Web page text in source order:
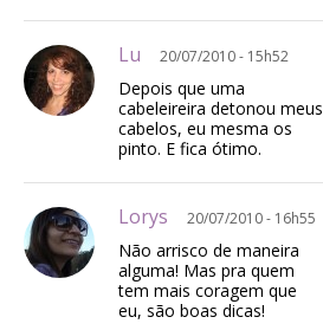
Lu 20/07/2010 - 15h52
Depois que uma
cabeleireira detonou meus
cabelos, eu mesma os
pinto. E fica ótimo.
Lorys 20/07/2010 - 16h55
Não arrisco de maneira
alguma! Mas pra quem
tem mais coragem que
eu, são boas dicas!